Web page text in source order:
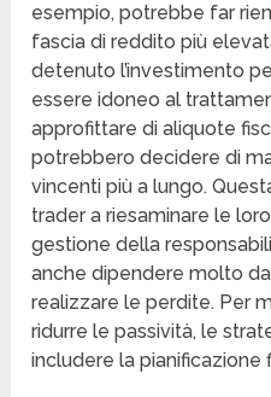
esempio, potrebbe far
fascia di reddito più
detenuto l’investimento
essere idoneo al
approfittare di aliquote
potrebbero decidere di
vincenti più a lungo.
trader a riesaminare le
gestione della
anche dipendere molto
realizzare le perdite. Per
ridurre le passività, le
includere la pianificazione